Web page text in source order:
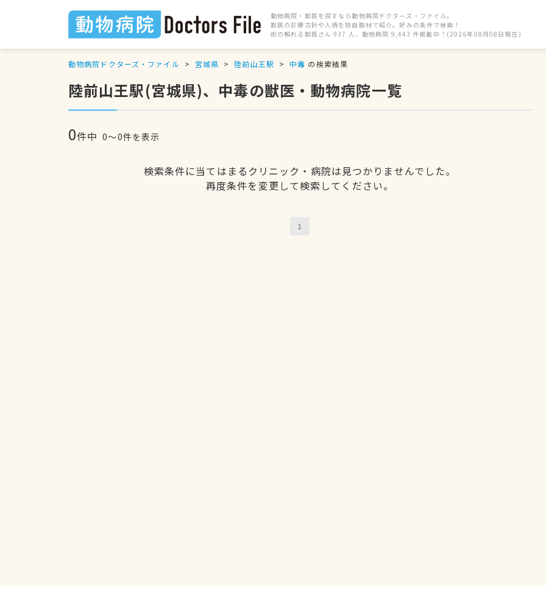
動物病院・獣医を探すなら動物病院ドクターズ・ファイル。
獣医の診療方針や人柄を独自取材で紹介。好みの条件で検索！
街の頼れる獣医さん 937 人、動物病院 9,443 件掲載中！(2026年08月08日現在)
動物病院ドクターズ・ファイル 宮城県 陸前山王駅 中毒 の検索結果
陸前山王駅(宮城県)、中毒の獣医・動物病院一覧
0件中 0〜0件を表示
検索条件に当てはまるクリニック・病院は見つかりませんでした。
再度条件を変更して検索してください。
1